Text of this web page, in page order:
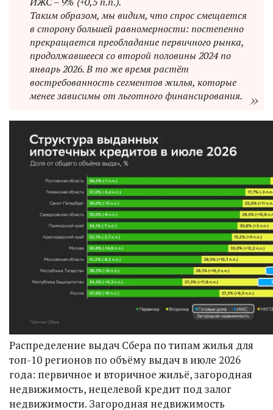
Таким образом, мы видим, что спрос смещается
в сторону большей равномерности: постепенно
прекращается преобладание первичного рынка,
продолжавшееся со второй половины 2024 по
январь 2026. В то же время растёт
востребованность сегментов жилья, которые
менее зависимы от льготного финансирования.
Распределение выдач Сбера по типам жилья для
топ-10 регионов по объёму выдач в июле 2026
года: первичное и вторичное жильё, загородная
недвижимость, нецелевой кредит под залог
недвижимости. Загородная недвижимость